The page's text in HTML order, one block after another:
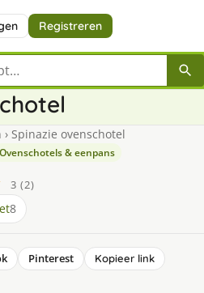
Registreren
› Spinazie ovenschotel
Ovenschotels & eenpans
3 (2)
8
Pinterest
Kopieer link